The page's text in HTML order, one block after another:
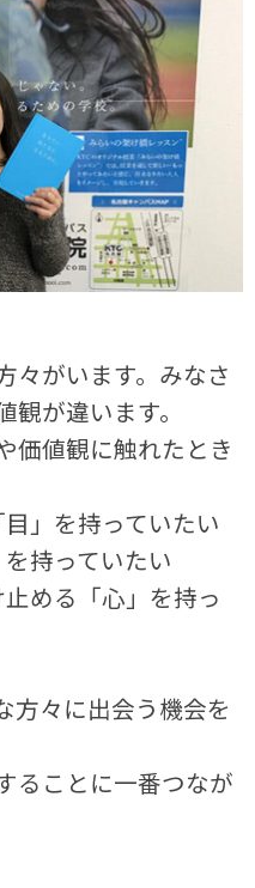
々がいます。みなさ
が違います。
価値観に触れたとき
」を持っていたい
持っていたい
める「心」を持っ
方々に出会う機会を
ることに一番つなが